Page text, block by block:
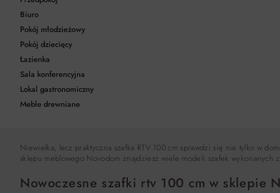
Biuro
Pokój młodzieżowy
Pokój dziecięcy
Łazienka
Sala konferencyjna
Lokal gastronomiczny
Meble drewniane
Niewielka, lecz praktyczna szafka RTV 100 cm sprawdzi się nie tylko w
sklepu meblowego Novodom znajdziesz wiele modeli szafek
Nowoczesne szafki rtv 100 cm w sklepie